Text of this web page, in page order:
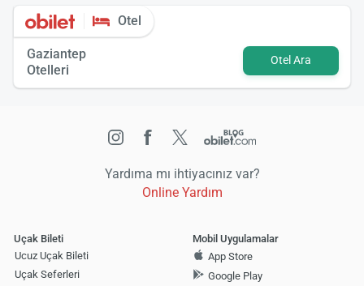
Otel
Gaziantep
Otelleri
Otel Ara
Yardıma mı ihtiyacınız var?
Online Yardım
Uçak Bileti
Ucuz Uçak Bileti
Uçak Seferleri
Mobil Uygulamalar
App Store
Google Play